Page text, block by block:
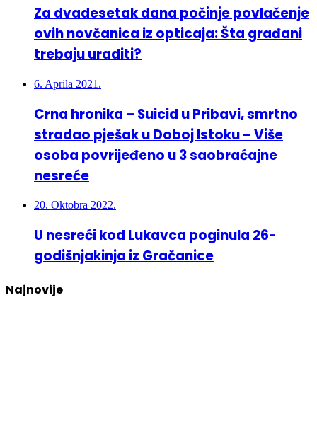
Za dvadesetak dana počinje povlačenje
ovih novčanica iz opticaja: Šta građani
trebaju uraditi?
6. Aprila 2021.
Crna hronika – Suicid u Pribavi, smrtno
stradao pješak u Doboj Istoku – Više
osoba povrijeđeno u 3 saobraćajne
nesreće
20. Oktobra 2022.
U nesreći kod Lukavca poginula 26-
godišnjakinja iz Gračanice
Najnovije